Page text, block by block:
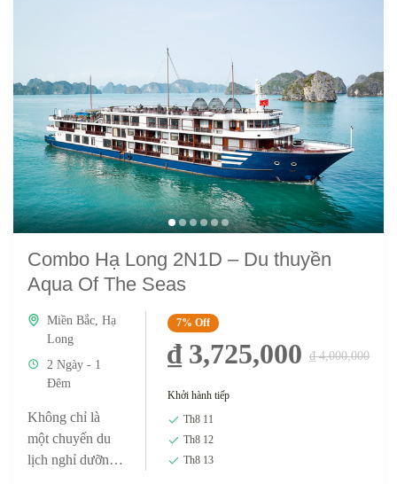
Combo Hạ Long 2N1D – Du thuyền
Aqua Of The Seas
Miền Bắc Hạ
Long
2 Ngày - 1
Đêm
Không chỉ là
một chuyến du
lịch nghỉ dưỡng,
7% Off
₫ 3,725,000 ₫ 4,000,000
Khởi hành tiếp
Th8 11
Th8 12
Th8 13